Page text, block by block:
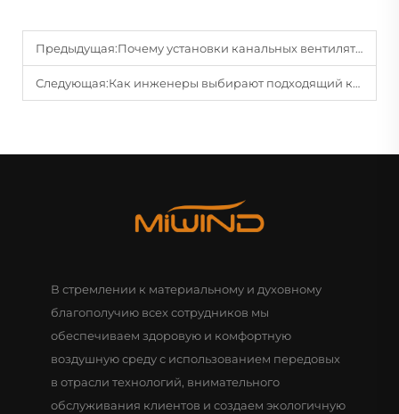
Предыдущая:Почему установки канальных вентиляторов широко используются в промышленной вентиляции?
Следующая:Как инженеры выбирают подходящий канальный вентилятор для распределения воздуха?
В стремлении к материальному и духовному
благополучию всех сотрудников мы
обеспечиваем здоровую и комфортную
воздушную среду с использованием передовых
в отрасли технологий, внимательного
обслуживания клиентов и создаем экологичную